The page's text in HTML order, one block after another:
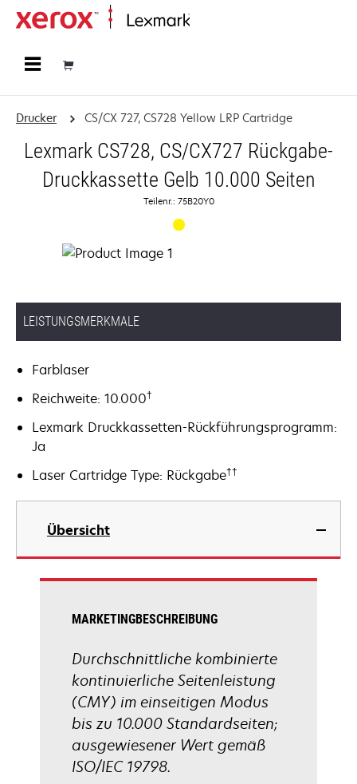
Drucker CS/CX 727, CS728 Yellow LRP Cartridge
Lexmark CS728, CS/CX727 Rückgabe-
Druckkassette Gelb 10.000 Seiten
Teilenr.: 75B20Y0
LEISTUNGSMERKMALE
Farblaser
Reichweite: 10.000†
Lexmark Druckkassetten-Rückführungsprogramm:
Ja
Laser Cartridge Type: Rückgabe††
Übersicht
MARKETINGBESCHREIBUNG
Durchschnittliche kombinierte
kontinuierliche Seitenleistung
(CMY) im einseitigen Modus
bis zu 10.000 Standardseiten;
ausgewiesener Wert gemäß
ISO/IEC 19798.